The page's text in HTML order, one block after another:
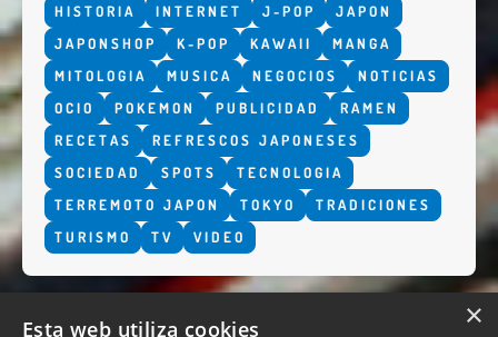
HISTORIA
INTERNET J-POP
JAPON
JAPONSHOP
K-POP KAWAII
MANGA
MITOLOGIA
MUSICA NEGOCIOS
NOTICIAS
OCIO
POKEMON PUBLICIDAD
RAMEN
RECETAS
REFRESCOS JAPONESES
SOCIEDAD
SPOTS
TECNOLOGIA
TERREMOTO JAPON
TOKYO
TRADICIONES
TURISMO
TV VIDEO
×
Esta web utiliza cookies